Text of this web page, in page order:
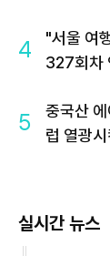
4
"서울 여
327회차
5
중국산
럽 열광
실시간 뉴스